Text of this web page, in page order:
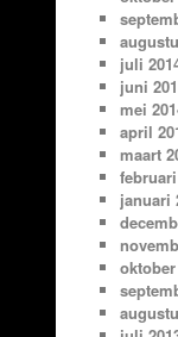
juli
juni
mei
april
maart
januari
oktober